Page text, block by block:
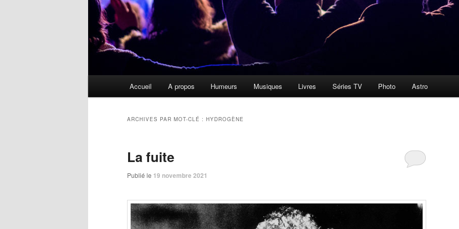
Accueil A propos Humeurs Musiques Livres Séries TV Photo Astro
ARCHIVES PAR MOT-CLÉ : HYDROGÈNE
La fuite
Publié le 19 novembre 2021